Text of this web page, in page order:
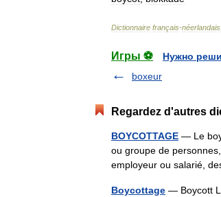
Dictionnaire français-néerlandais
Игры ⚽
Нужно
boxeur
Regardez d'autres
BOYCOTTAGE — Le
ou groupe de
employeur ou salarié,
Boycottage — Boycott